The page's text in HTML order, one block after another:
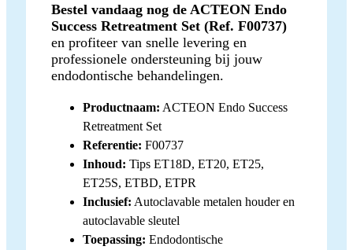
Bestel vandaag nog de ACTEON Endo
Success Retreatment Set (Ref. F00737)
en profiteer van snelle levering en
professionele ondersteuning bij jouw
endodontische behandelingen.
Productnaam: ACTEON Endo Success
Retreatment Set
Referentie: F00737
Inhoud: Tips ET18D, ET20, ET25,
ET25S, ETBD, ETPR
Inclusief: Autoclavable metalen houder en
autoclavable sleutel
Toepassing: Endodontische